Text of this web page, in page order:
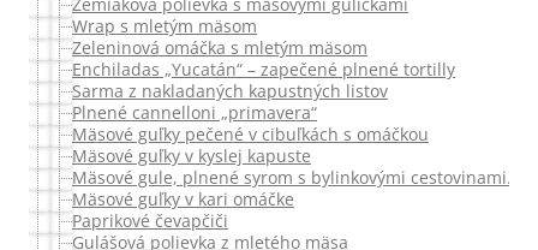
Wrap s mletým mäsom
Zeleninová omáčka s mletým mäsom
Enchiladas „Yucatán“ – zapečené plnené tortilly
Sarma z nakladaných kapustných listov
Plnené cannelloni „primavera“
Mäsové guľky pečené v cibuľkách s omáčkou
Mäsové guľky v kyslej kapuste
Mäsové gule, plnené syrom s bylinkovými cestovinami.
Mäsové guľky v kari omáčke
Paprikové čevapčiči
Gulášová polievka z mletého mäsa